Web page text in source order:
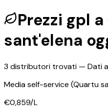
Prezzi gpl a
sant'elena
3 distributori trovati — Dati
Media self-service (Quartu
€0,859/L